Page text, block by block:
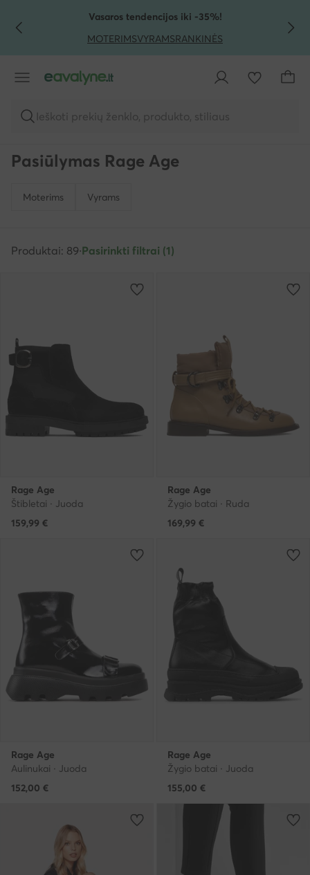
PEREITI PRIE PAGRINDINIO TURINIO
PEREITI Į PAIEŠKĄVasaros tendencijos iki -35%!
MOTERIMSVYRAMSRANKINĖS
Ieškoti prekių ženklo, produkto, stiliaus
Pasiūlymas Rage Age
Moterims Vyrams
Produktai: 89·Pasirinkti filtrai (1)
Rage Age
Štibletai · Juoda
159,99 €
Rage Age
Žygio batai · Ruda
169,99 €
Rage Age
Aulinukai · Juoda
152,00 €
Rage Age
Žygio batai · Juoda
155,00 €